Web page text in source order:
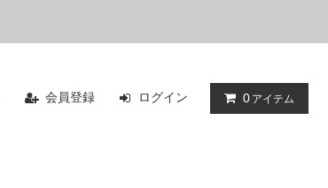
会員登録 ログイン 0 アイテム